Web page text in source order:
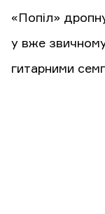
«Попіл»
у вже
гитарними